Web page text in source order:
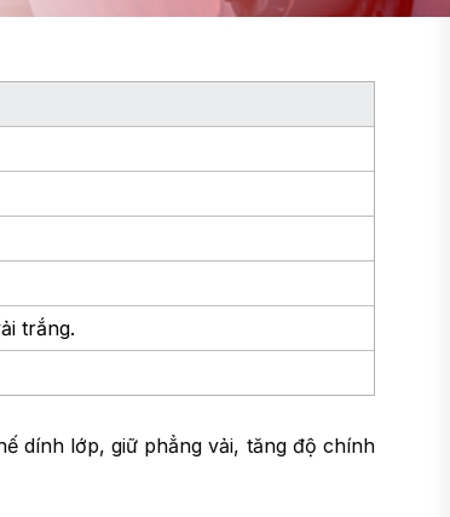
trắng.
dính lớp, giữ phẳng vải, tăng độ chính